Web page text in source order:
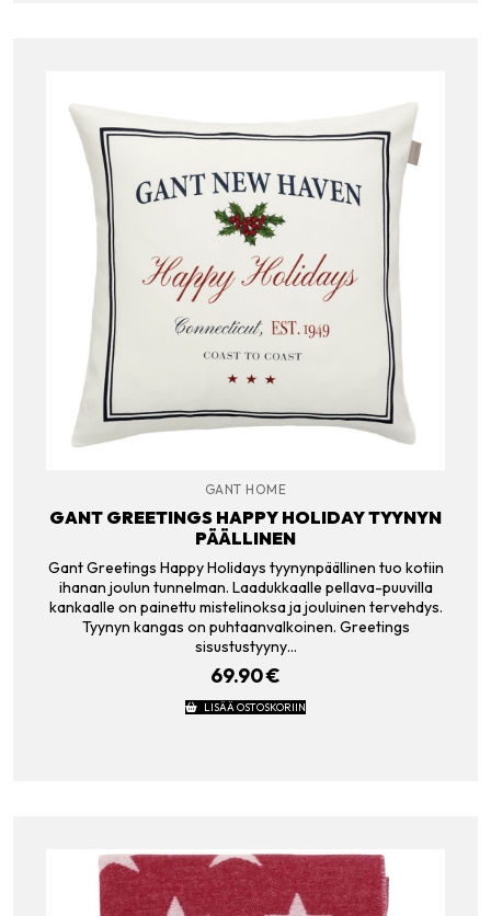
GANT HOME
GANT GREETINGS HAPPY HOLIDAY TYYNYN
PÄÄLLINEN
Gant Greetings Happy Holidays tyynynpäällinen tuo kotiin
ihanan joulun tunnelman. Laadukkaalle pellava-puuvilla
kankaalle on painettu mistelinoksa ja jouluinen tervehdys.
Tyynyn kangas on puhtaanvalkoinen. Greetings
sisustustyyny…
69.90€
LISÄÄ OSTOSKORIIN